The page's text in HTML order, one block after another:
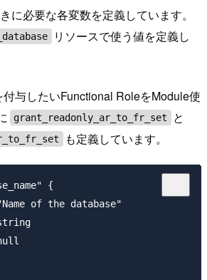
に必要な各変数を定義しています。
リソースで使う値を定義し
与したいFunctional RoleをModule使
grant_readonly_ar_to_fr_set と
も定義しています。
{
of the database"